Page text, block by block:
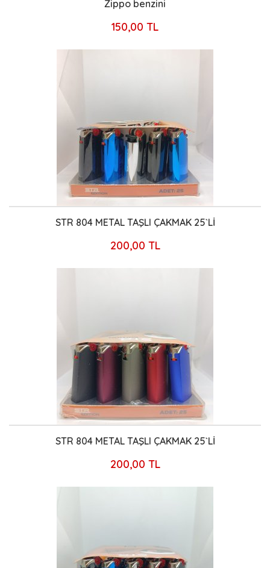
Zippo benzini
150,00 TL
STR 804 METAL TAŞLI ÇAKMAK 25`Lİ
200,00 TL
STR 804 METAL TAŞLI ÇAKMAK 25`Lİ
200,00 TL